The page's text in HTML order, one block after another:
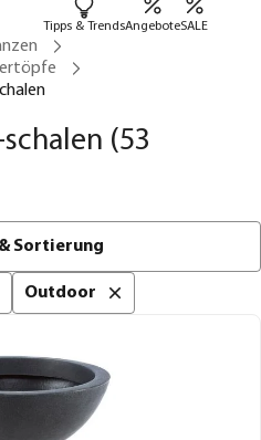
Tipps & TrendsAngeboteSALE
(53
Sortierung
Outdoor